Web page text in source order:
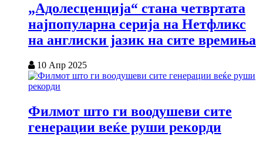
„Адолесценција“ стана четвртата
најпопуларна серија на Нетфликс
на англиски јазик на сите времиња
10 Апр 2025
Филмот што ги воодушеви сите
генерации веќе руши рекорди